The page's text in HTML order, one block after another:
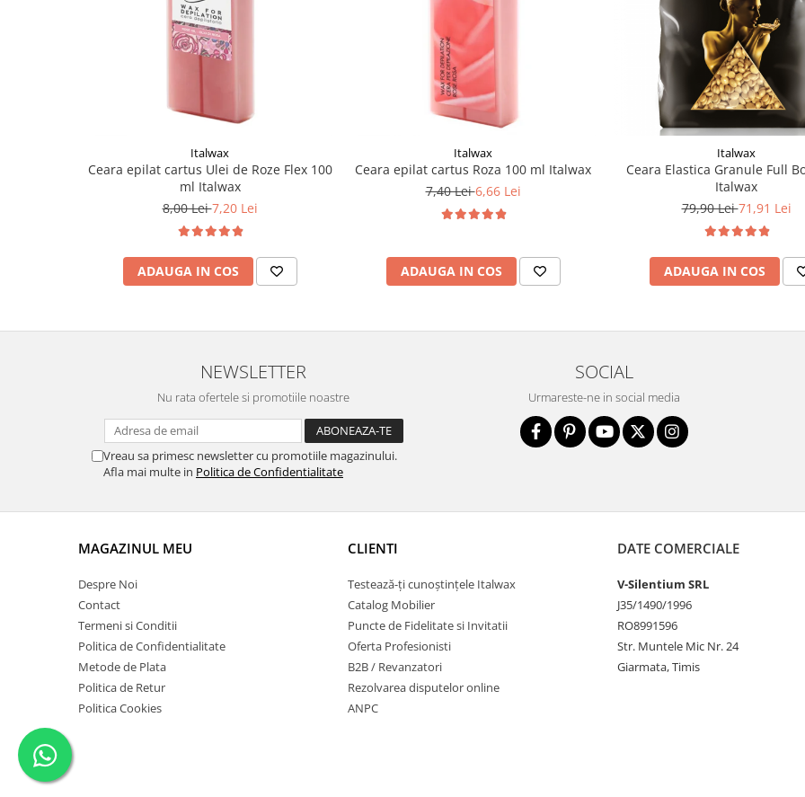
Italwax
Ceara epilat cartus Ulei de Roze Flex 100
ml Italwax
8,00 Lei7,20 Lei
ADAUGA IN COS
Italwax
Ceara epilat cartus Roza 100 ml Italwax
7,40 Lei6,66 Lei
ADAUGA IN COS
Italwax
Ceara Elastica Granule Full
Italwax
79,90 Lei71,91 Lei
ADAUGA IN COS
NEWSLETTER
Nu rata ofertele si promotiile noastre
Vreau sa primesc newsletter cu promotiile magazinului.
Afla mai multe in Politica de Confidentialitate
SOCIAL
Urmareste-ne in social media
MAGAZINUL MEU
Despre Noi
Contact
Termeni si Conditii
Politica de Confidentialitate
Metode de Plata
Politica de Retur
Politica Cookies
CLIENTI
Testează-ți cunoștințele Italwax
Catalog Mobilier
Puncte de Fidelitate si Invitatii
Oferta Profesionisti
B2B / Revanzatori
Rezolvarea disputelor online
ANPC
DATE COMERCIALE
V-Silentium SRL
J35/1490/1996
RO8991596
Str. Muntele Mic Nr. 24
Giarmata, Timis